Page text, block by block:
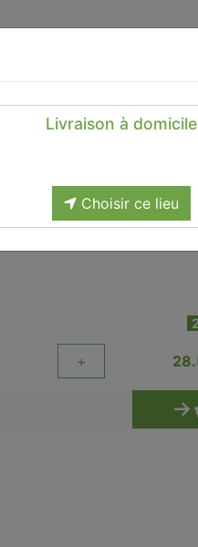
Livraison à domicile
Choisir ce lieu
+